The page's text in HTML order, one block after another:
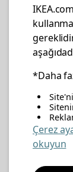
*Daha
Çerez
okuyun